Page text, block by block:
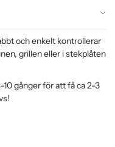
och enkelt kontrollerar
grillen eller i stekplåten
gånger för att få ca 2-3